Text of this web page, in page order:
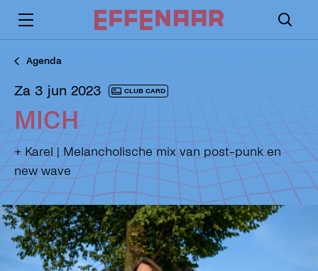
Agenda
za 3 jun 2023 CLUB CARD
MICH
+ Karel | Melancholische mix van post-punk en
new wave